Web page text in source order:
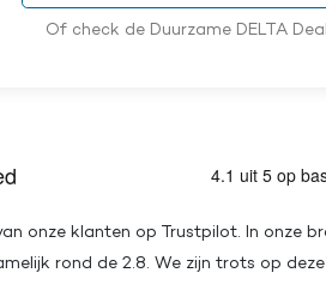
Of check de Duurzame DELTA
onze klanten op Trustpilot. In onze
rond de 2.8. We zijn trots op